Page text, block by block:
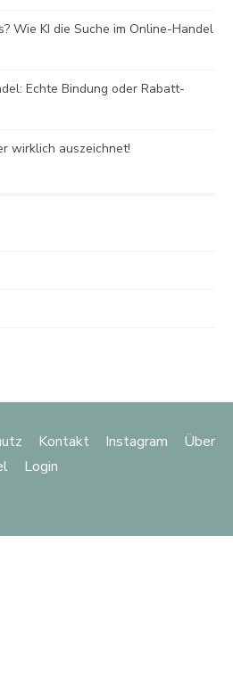
Wie KI die Suche im Online-Handel
Echte Bindung oder Rabatt-
wirklich auszeichnet!
Kontakt Instagram
Über
Login